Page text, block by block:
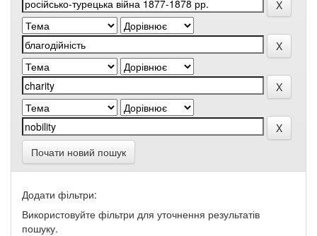
Почати новий пошук
Додати фільтри:
Використовуйте фільтри для уточнення результатів
пошуку.